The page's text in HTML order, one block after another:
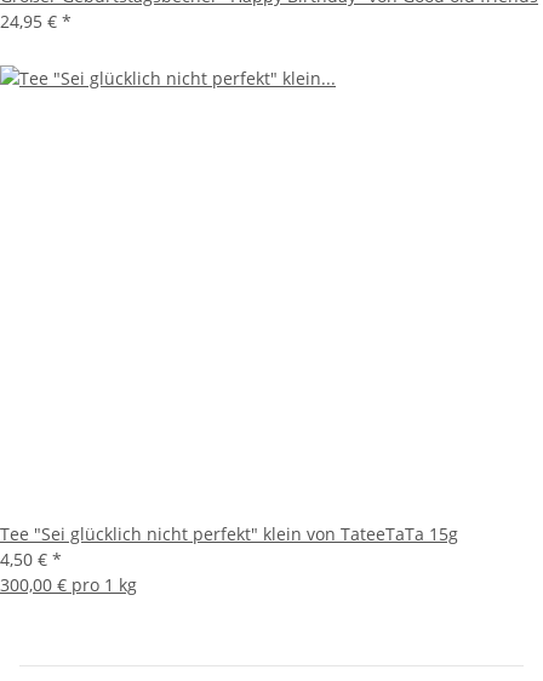
24,95 € *
Tee "Sei glücklich nicht perfekt" klein von TateeTaTa 15g
4,50 € *
300,00 € pro 1 kg